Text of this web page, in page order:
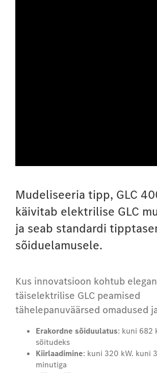
Mudeliseeria tipp, GLC
käivitab elektrilise GLC
ja seab standardi
sõiduelamusele.
Kus innovatsioon kohtub
täiselektrilise GLC peamised
tähelepanuväärsed omadused
Erakordne sõiduulatus: kuni 682
sõitudeks
Kiirlaadimine: kuni 320 kW. kuni
minutiga